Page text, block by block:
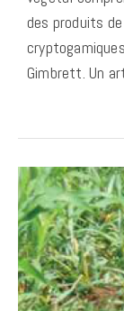
des produits
Gimbrett. Un